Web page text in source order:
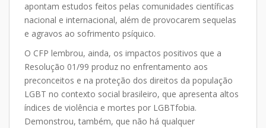
apontam estudos feitos pelas comunidades científicas
nacional e internacional, além de provocarem sequelas
e agravos ao sofrimento psíquico.
O CFP lembrou, ainda, os impactos positivos que a
Resolução 01/99 produz no enfrentamento aos
preconceitos e na proteção dos direitos da população
LGBT no contexto social brasileiro, que apresenta altos
índices de violência e mortes por LGBTfobia.
Demonstrou, também, que não há qualquer